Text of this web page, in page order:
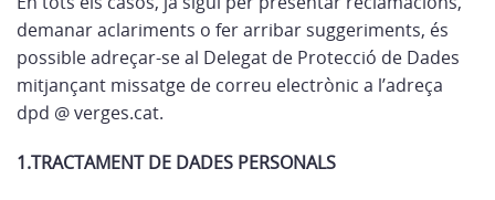
demanar aclariments o fer arribar suggeriments, és
possible adreçar-se al Delegat de Protecció de Dades
mitjançant missatge de correu electrònic a l’adreça
dpd @ verges.cat.
1.TRACTAMENT DE DADES PERSONALS